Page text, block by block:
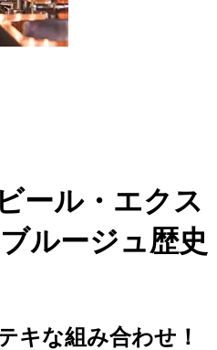
ール・エクス
ルージュ歴史
キな組み合わせ！